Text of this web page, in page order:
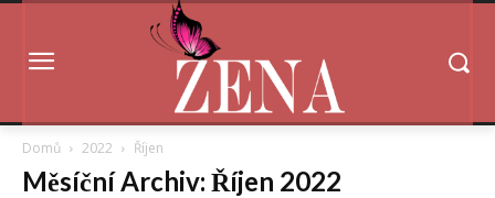
Domů 2022 Říjen
Měsíční Archiv: Říjen 2022